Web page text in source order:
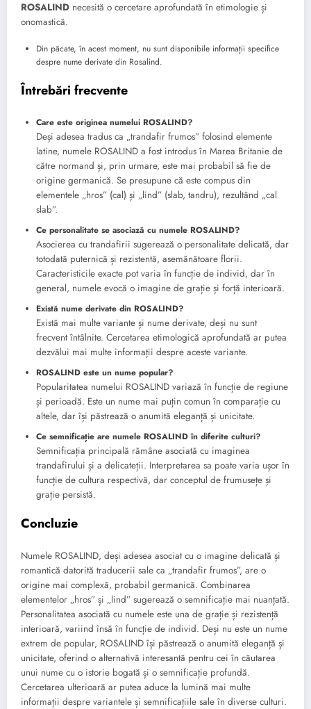
ROSALIND necesită o cercetare aprofundată în etimologie și
onomastică.
Din păcate, în acest moment, nu sunt disponibile informații specifice
despre nume derivate din Rosalind.
Întrebări frecvente
Care este originea numelui ROSALIND?
Deși adesea tradus ca „trandafir frumos” folosind elemente
latine, numele ROSALIND a fost introdus în Marea Britanie de
către normand și, prin urmare, este mai probabil să fie de
origine germanică. Se presupune că este compus din
elementele „hros” (cal) și „lind” (slab, tandru), rezultând „cal
slab”.
Ce personalitate se asociază cu numele ROSALIND?
Asocierea cu trandafirii sugerează o personalitate delicată, dar
totodată puternică și rezistentă, asemănătoare florii.
Caracteristicile exacte pot varia în funcție de individ, dar în
general, numele evocă o imagine de grație și forță interioară.
Există nume derivate din ROSALIND?
Există mai multe variante și nume derivate, deși nu sunt
frecvent întâlnite. Cercetarea etimologică aprofundată ar putea
dezvălui mai multe informații despre aceste variante.
ROSALIND este un nume popular?
Popularitatea numelui ROSALIND variază în funcție de regiune
și perioadă. Este un nume mai puțin comun în comparație cu
altele, dar își păstrează o anumită eleganță și unicitate.
Ce semnificație are numele ROSALIND în diferite culturi?
Semnificația principală rămâne asociată cu imaginea
trandafirului și a delicateții. Interpretarea sa poate varia ușor în
funcție de cultura respectivă, dar conceptul de frumusețe și
grație persistă.
Concluzie
Numele ROSALIND, deși adesea asociat cu o imagine delicată și
romantică datorită traducerii sale ca „trandafir frumos”, are o
origine mai complexă, probabil germanică. Combinarea
elementelor „hros” și „lind” sugerează o semnificație mai nuanțată.
Personalitatea asociată cu numele este una de grație și rezistență
interioară, variind însă în funcție de individ. Deși nu este un nume
extrem de popular, ROSALIND își păstrează o anumită eleganță și
unicitate, oferind o alternativă interesantă pentru cei în căutarea
unui nume cu o istorie bogată și o semnificație profundă.
Cercetarea ulterioară ar putea aduce la lumină mai multe
informații despre variantele și semnificațiile sale în diverse culturi.